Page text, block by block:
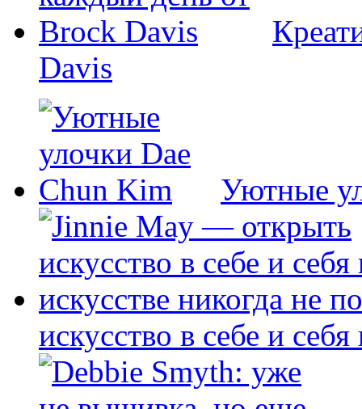
Davis
Уютные
искусство в себе и